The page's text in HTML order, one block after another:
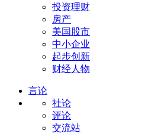
投资理财
房产
美国股市
中小企业
起步创新
财经人物
言论
社论
评论
交流站